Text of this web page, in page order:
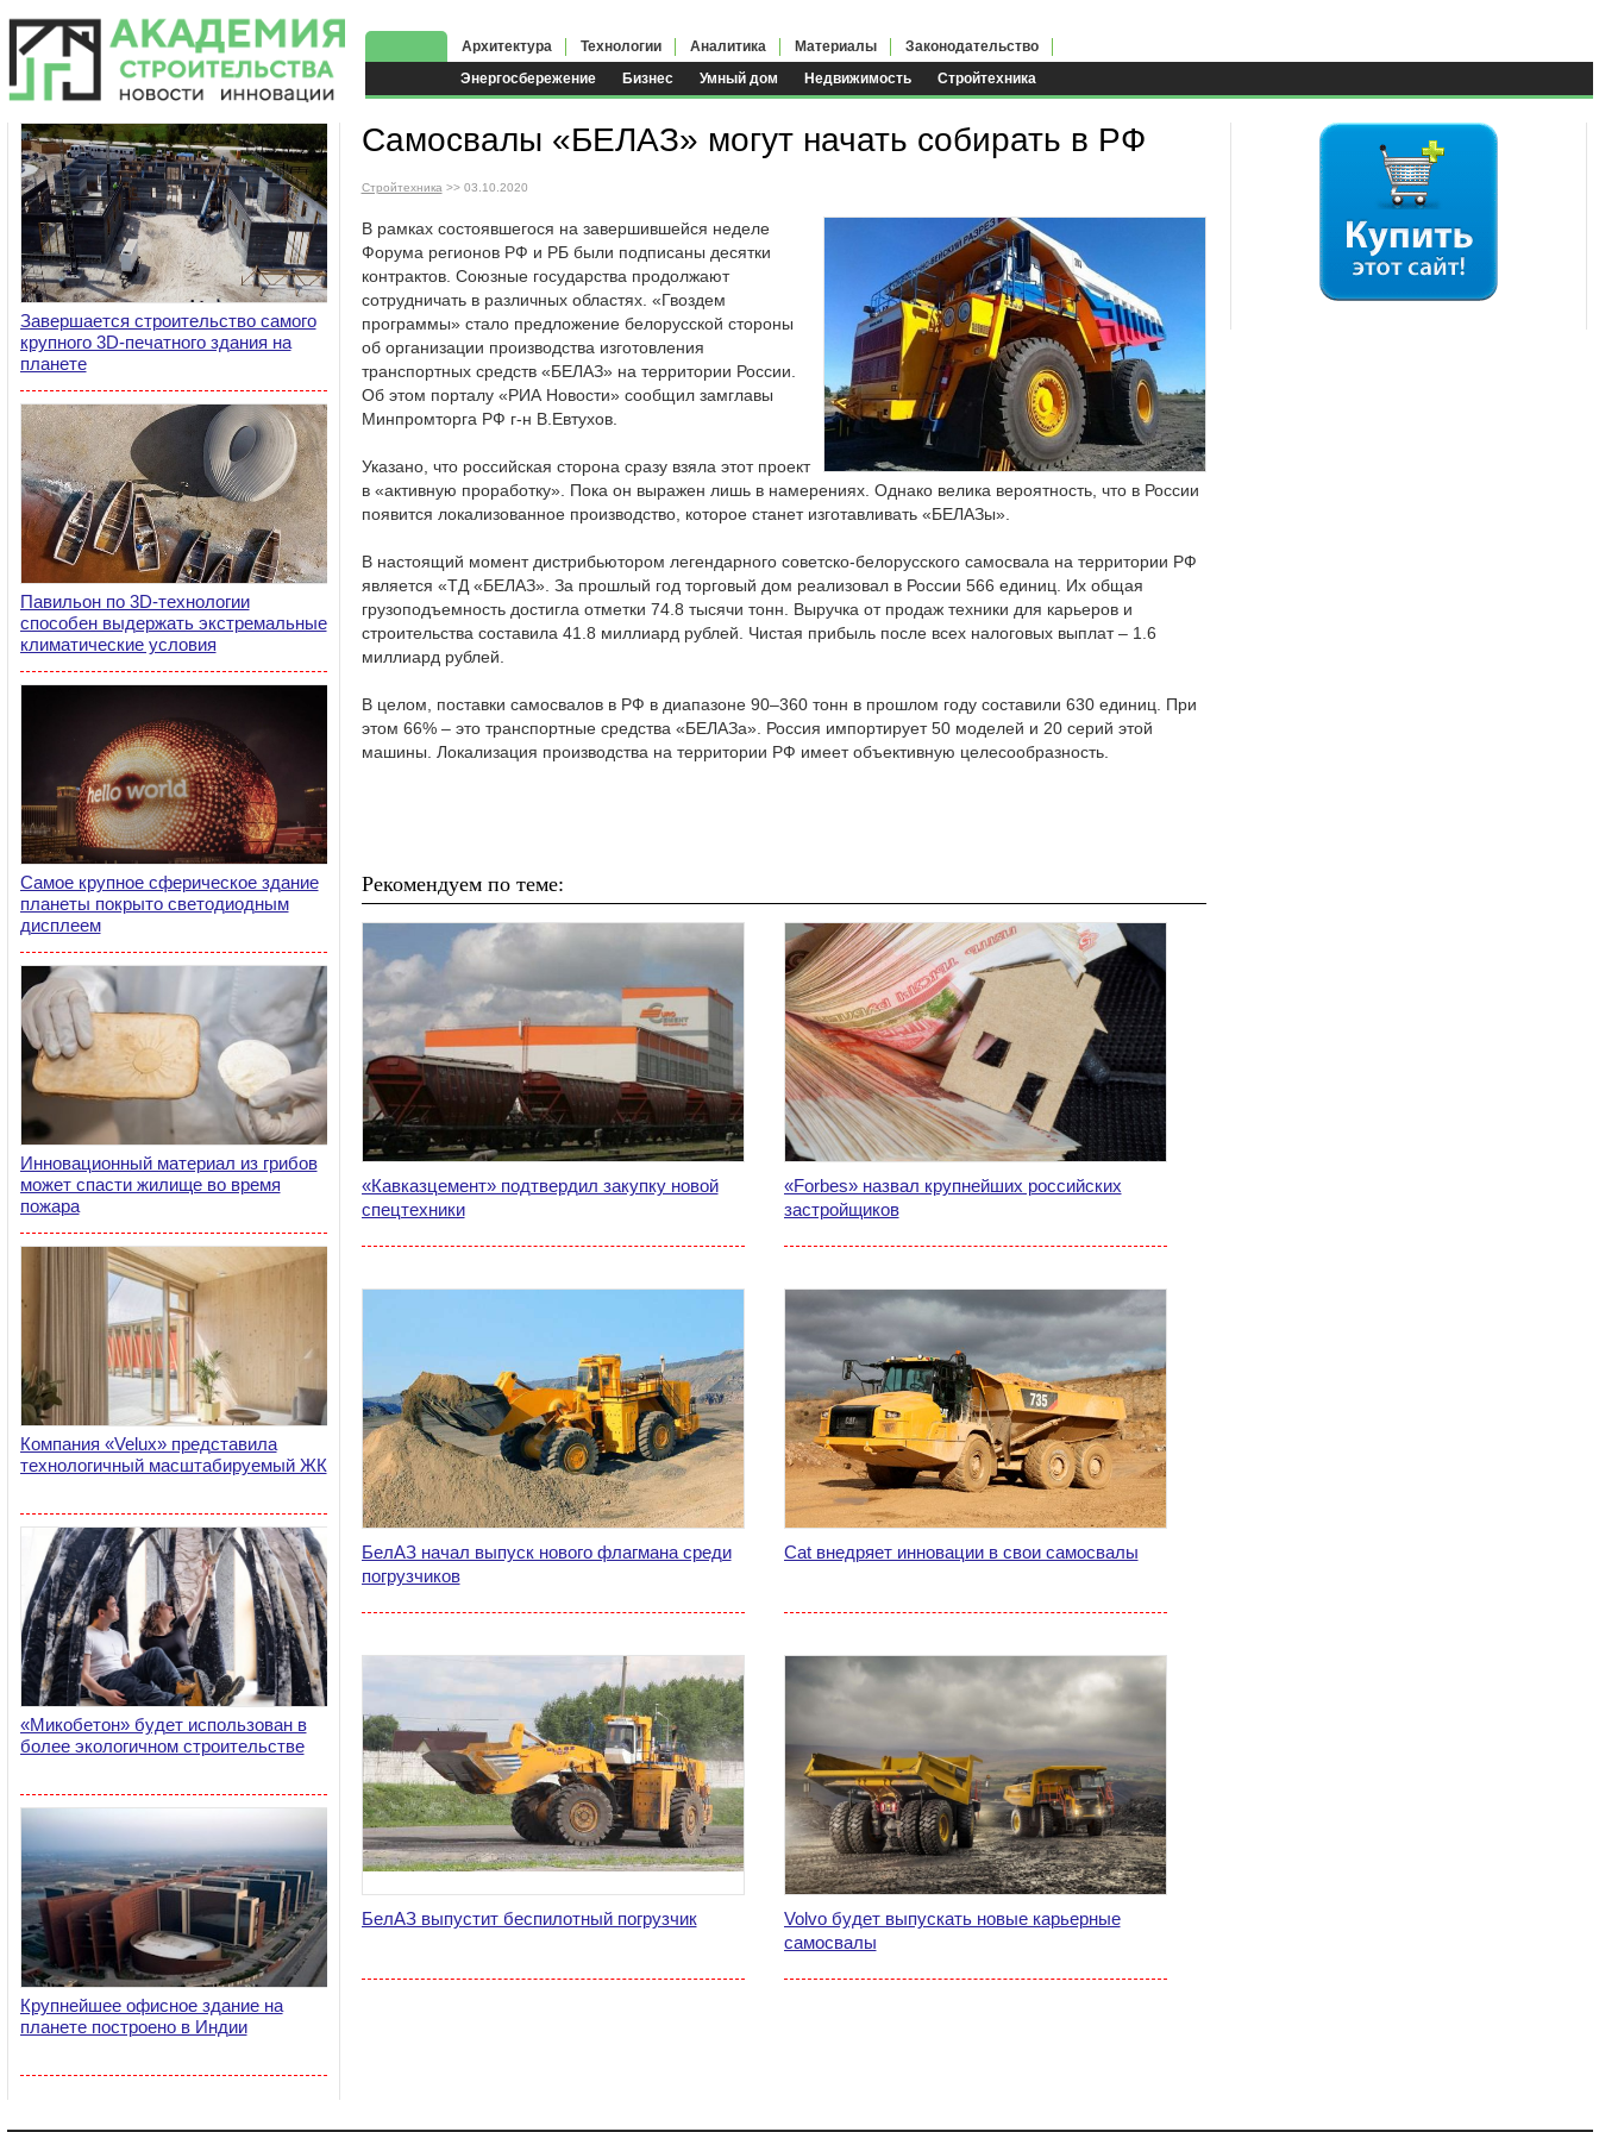
Энергосбережение Бизнес Умный дом Недвижимость
Стройтехника
Архитектура Технологии Аналитика Материалы Законодательство
Завершается строительство самого
крупного 3D-печатного здания на
планете
Павильон по 3D-технологии
способен выдержать экстремальные
климатические условия
Самое крупное сферическое здание
планеты покрыто светодиодным
дисплеем
Инновационный материал из грибов
может спасти жилище во время
пожара
Компания «Velux» представила
технологичный масштабируемый ЖК
«Микобетон» будет использован в
более экологичном строительстве
Крупнейшее офисное здание на
планете построено в Индии
Самосвалы «БЕЛАЗ» могут начать собирать в РФ
Стройтехника >> 03.10.2020
В рамках состоявшегося на завершившейся неделе
Форума регионов РФ и РБ были подписаны десятки
контрактов. Союзные государства продолжают
сотрудничать в различных областях. «Гвоздем
программы» стало предложение белорусской стороны
об организации производства изготовления
транспортных средств «БЕЛАЗ» на территории России.
Об этом порталу «РИА Новости» сообщил замглавы
Минпромторга РФ г-н В.Евтухов.
Указано, что российская сторона сразу взяла этот проект
в «активную проработку». Пока он выражен лишь в намерениях. Однако велика вероятность, что в России
появится локализованное производство, которое станет изготавливать «БЕЛАЗы».
В настоящий момент дистрибьютором легендарного советско-белорусского самосвала на территории РФ
является «ТД «БЕЛАЗ». За прошлый год торговый дом реализовал в России 566 единиц. Их общая
грузоподъемность достигла отметки 74.8 тысячи тонн. Выручка от продаж техники для карьеров и
строительства составила 41.8 миллиард рублей. Чистая прибыль после всех налоговых выплат – 1.6
миллиард рублей.
В целом, поставки самосвалов в РФ в диапазоне 90–360 тонн в прошлом году составили 630 единиц. При
этом 66% – это транспортные средства «БЕЛАЗа». Россия импортирует 50 моделей и 20 серий этой
машины. Локализация производства на территории РФ имеет объективную целесообразность.
Рекомендуем по теме:
«Кавказцемент» подтвердил закупку новой
спецтехники
«Forbes» назвал крупнейших российских
застройщиков
БелАЗ начал выпуск нового флагмана среди
погрузчиков
Cat внедряет инновации в свои самосвалы
БелАЗ выпустит беспилотный погрузчик
Volvo будет выпускать новые карьерные
самосвалы